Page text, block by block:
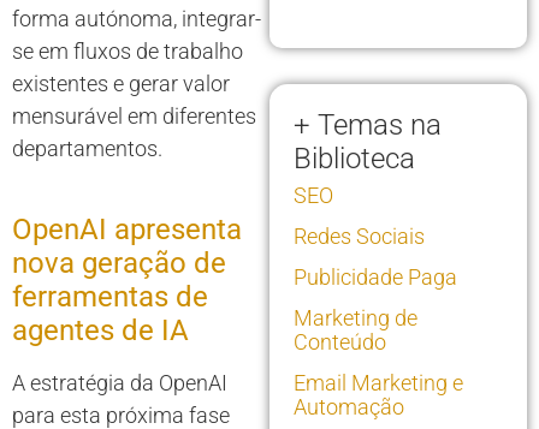
forma autónoma, integrar-
se em fluxos de trabalho
existentes e gerar valor
mensurável em diferentes
departamentos.
OpenAI apresenta
nova geração de
ferramentas de
agentes de IA
A estratégia da OpenAI
para esta próxima fase
+ Temas na
Biblioteca
SEO
Redes Sociais
Publicidade Paga
Marketing de
Conteúdo
Email Marketing e
Automação